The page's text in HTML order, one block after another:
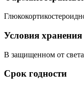
Условия хранения
В защищенном от
Срок годности